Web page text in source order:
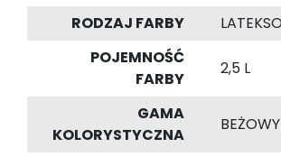
RODZAJ FARBY
POJEMNOŚĆ
FARBY
2,5 L
GAMA
KOLORYSTYCZNA
BEŻOWY